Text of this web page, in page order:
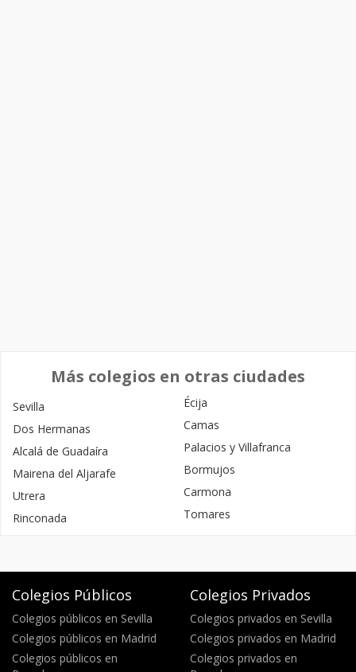
Más colegios en otras ciudades
Sevilla
Dos Hermanas
Alcalá de Guadaíra
Mairena del Aljarafe
Utrera
Rinconada
Écija
Camas
Palacios y Villafranca
Bormujos
Carmona
Tomares
Colegios Públicos
Colegios públicos en Sevilla
Colegios públicos en Madrid
Colegios públicos en
Colegios Privados
Colegios privados en Sevilla
Colegios privados en Madrid
Colegios privados en